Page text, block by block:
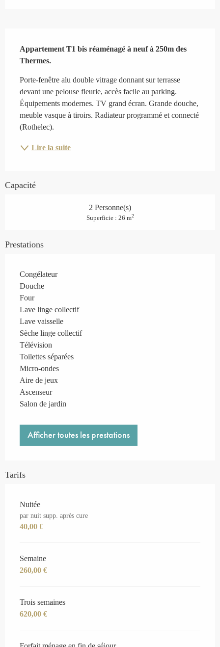
Appartement T1 bis réaménagé à neuf à 250m des
Thermes.
Porte-fenêtre alu double vitrage donnant sur terrasse
devant une pelouse fleurie, accès facile au parking.
Équipements modernes. TV grand écran. Grande douche,
meuble vasque à tiroirs. Radiateur programmé et connecté
(Rothelec).
Lire la suite
Capacité
2 Personne(s)
Superficie : 26 m2
Prestations
Congélateur
Douche
Four
Lave linge collectif
Lave vaisselle
Sèche linge collectif
Télévision
Toilettes séparées
Micro-ondes
Aire de jeux
Ascenseur
Salon de jardin
Afficher toutes les prestations
Tarifs
Tarifs 2026
Nuitée
par nuit supp. après cure
40,00 €
Semaine
260,00 €
Trois semaines
620,00 €